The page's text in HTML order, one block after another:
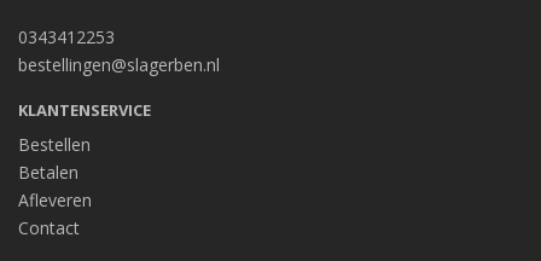
0343412253
bestellingen@slagerben.nl
KLANTENSERVICE
Bestellen
Betalen
Afleveren
Contact